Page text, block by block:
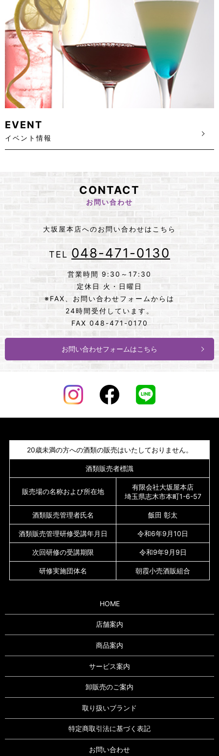
EVENT
イベント情報
CONTACT
お問い合わせ
大坂屋本店へのお問い合わせはこちら
TEL 048-471-0130
営業時間 9:30～17:30
定休日 火・日曜日
※FAX、お問い合わせフォームからは
24時間受付しています。
FAX 048-471-0170
お問い合わせフォームはこちら
20歳未満の方への酒類の販売はいたしておりません。
酒類販売者標識
販売場の名称および所在地
有限会社大坂屋本店
埼玉県志木市本町1-6-57
酒類販売管理者氏名 飯田 彰太
酒類販売管理研修受講年月日 令和6年9月10日
次回研修の受講期限 令和9年9月9日
研修実施団体名 朝霞小売酒販組合
HOME
店舗案内
商品案内
サービス案内
卸販売のご案内
取り扱いブランド
特定商取引法に基づく表記
お問い合わせ